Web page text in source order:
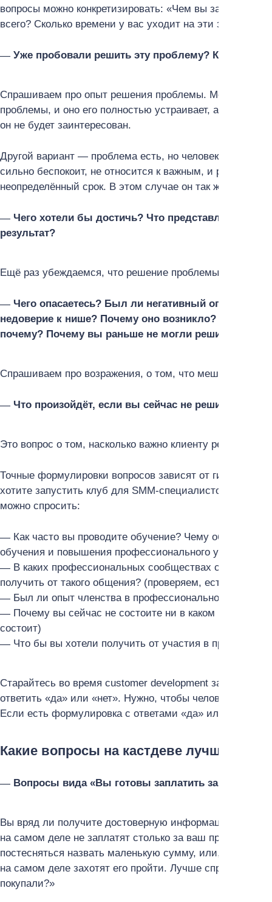
вопросы можно конкретизировать: «Чем вы
всего? Сколько времени у вас уходит на эти задачи?» и
Уже пробовали решить эту проблему? Каким
Спрашиваем про опыт решения проблемы. Может
проблемы, и оно его полностью устраивает,
он не будет заинтересован.
Другой вариант — проблема есть, но человек её никак
сильно беспокоит, не относится к важным, и
неопределённый срок. В этом случае он так же не
Чего хотели бы достичь? Что представляете
результат?
Ещё раз убеждаемся, что решение проблемы важно для
Чего опасаетесь? Был ли негативный опыт,
недоверие к нише? Почему оно возникло? Есть ли
почему? Почему вы раньше не могли решить
Спрашиваем про возражения, о том, что мешает
Что произойдёт, если вы сейчас не решите свою
Это вопрос о том, насколько важно клиенту решить
Точные формулировки вопросов зависят от гипотезы,
хотите запустить клуб для SMM-специалистов и
можно спросить:
Как часто вы проводите обучение? Чему
обучения и повышения профессионального уровня)
В каких профессиональных сообществах состоите?
получить от такого общения? (проверяем, есть ли
Был ли опыт членства в профессиональном
Почему вы сейчас не состоите ни в каком клубе? По
состоит)
Что бы вы хотели получить от участия в
Старайтесь во время customer development задавать
ответить «да» или «нет». Нужно, чтобы человек
Если есть формулировка с ответами «да» или «нет»,
Какие вопросы на кастдеве лучше не
Вопросы вида «Вы готовы заплатить за продукт
Вы вряд ли получите достоверную информацию. Люди
на самом деле не заплатят столько за ваш продукт,
постесняться назвать маленькую сумму, или,
на самом деле захотят его пройти. Лучше спросить:
покупали?»